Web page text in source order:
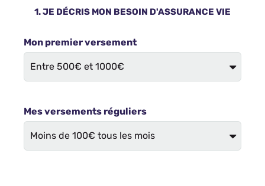
1. JE DÉCRIS MON BESOIN D'ASSURANCE VIE
Mon premier versement
Mes versements réguliers